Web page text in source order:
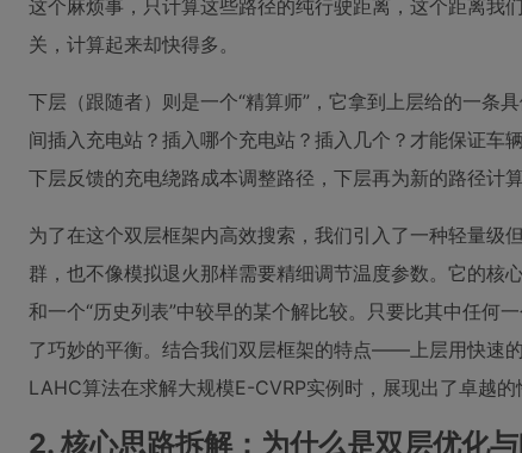
这个麻烦事，只计算这些路径的纯行驶距离，这个距离我
关，计算起来却快得多。
下层（跟随者）则是一个“精算师”，它拿到上层给的一条
间插入充电站？插入哪个充电站？插入几个？才能保证车
下层反馈的充电绕路成本调整路径，下层再为新的路径计
为了在这个双层框架内高效搜索，我们引入了一种轻量级
群，也不像模拟退火那样需要精细调节温度参数。它的核
和一个“历史列表”中较早的某个解比较。只要比其中任何
了巧妙的平衡。结合我们双层框架的特点——上层用快速
LAHC算法在求解大规模E-CVRP实例时，展现出了卓越的
2. 核心思路拆解：为什么是双层优化